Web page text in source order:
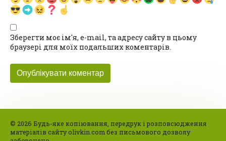
Зберегти моє ім'я, e-mail, та адресу сайту в цьому
браузері для моїх подальших коментарів.
© 2026 Будь-яке копіювання, передрук і розповсюдження
матеріалів сайту olivkin.com без письмового дозволу